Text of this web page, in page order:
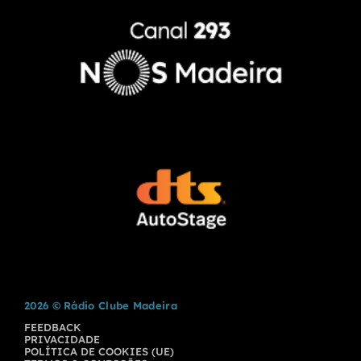
2026 © Rádio Clube Madeira
FEEDBACK
PRIVACIDADE
POLÍTICA DE COOKIES (UE)